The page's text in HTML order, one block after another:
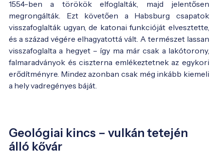
1554-ben a törökök elfoglalták, majd jelentősen
megrongálták. Ezt követően a Habsburg csapatok
visszafoglalták ugyan, de katonai funkcióját elvesztette,
és a század végére elhagyatottá vált. A természet lassan
visszafoglalta a hegyet – így ma már csak a lakótorony,
falmaradványok és ciszterna emlékeztetnek az egykori
erődítményre. Mindez azonban csak még inkább kiemeli
a hely vadregényes báját.
19. századi metszet a várról - Fotó:Vasárnapi
Újság
Geológiai kincs – vulkán tetején
álló kővár